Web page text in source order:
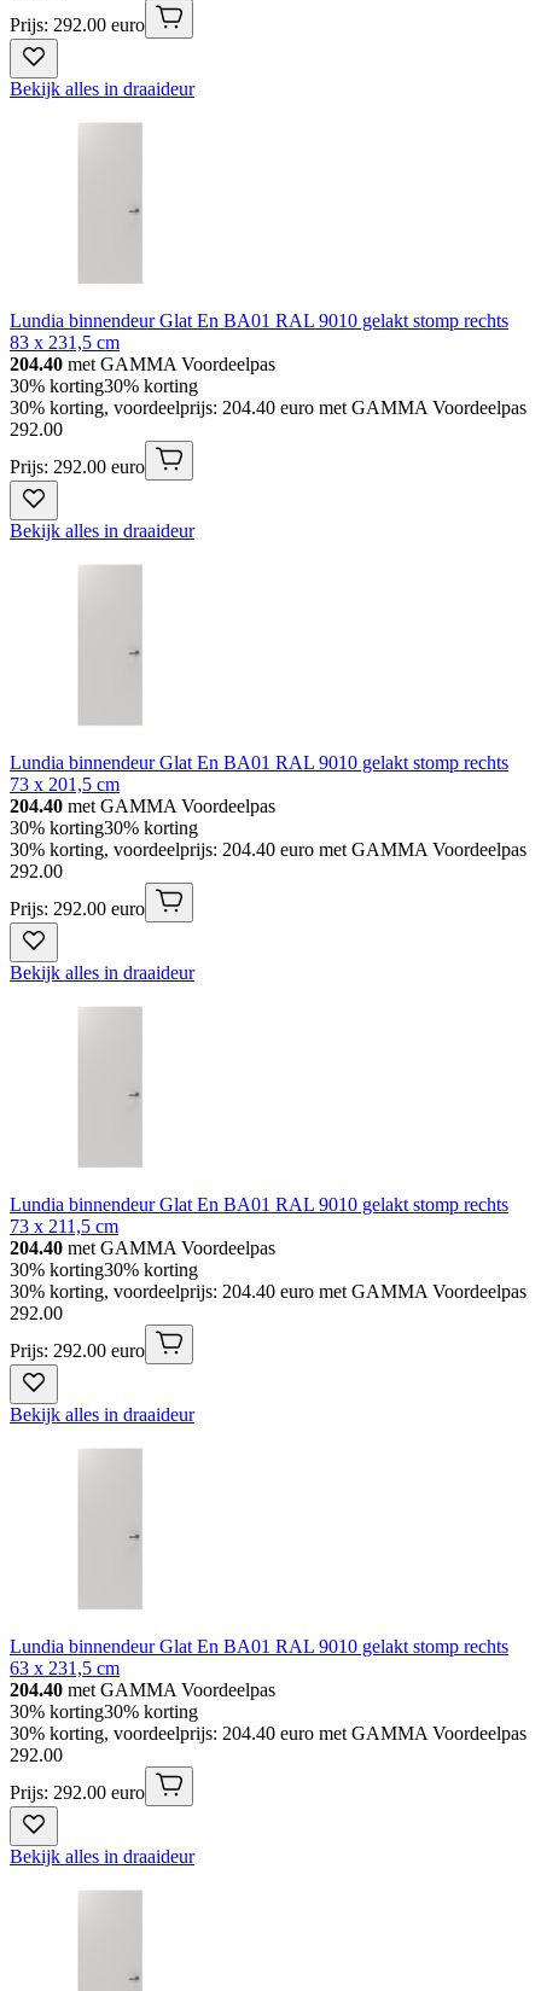
Prijs: 292.00 euro
Bekijk alles in draaideur
Lundia binnendeur Glat En BA01 RAL 9010 gelakt stomp rechts
83 x 231,5 cm
204.40 met GAMMA Voordeelpas
30% korting30% korting
30% korting, voordeelprijs: 204.40 euro met GAMMA Voordeelpas
292.00
Prijs: 292.00 euro
Bekijk alles in draaideur
Lundia binnendeur Glat En BA01 RAL 9010 gelakt stomp rechts
73 x 201,5 cm
204.40 met GAMMA Voordeelpas
30% korting30% korting
30% korting, voordeelprijs: 204.40 euro met GAMMA Voordeelpas
292.00
Prijs: 292.00 euro
Bekijk alles in draaideur
Lundia binnendeur Glat En BA01 RAL 9010 gelakt stomp rechts
73 x 211,5 cm
204.40 met GAMMA Voordeelpas
30% korting30% korting
30% korting, voordeelprijs: 204.40 euro met GAMMA Voordeelpas
292.00
Prijs: 292.00 euro
Bekijk alles in draaideur
Lundia binnendeur Glat En BA01 RAL 9010 gelakt stomp rechts
63 x 231,5 cm
204.40 met GAMMA Voordeelpas
30% korting30% korting
30% korting, voordeelprijs: 204.40 euro met GAMMA Voordeelpas
292.00
Prijs: 292.00 euro
Bekijk alles in draaideur